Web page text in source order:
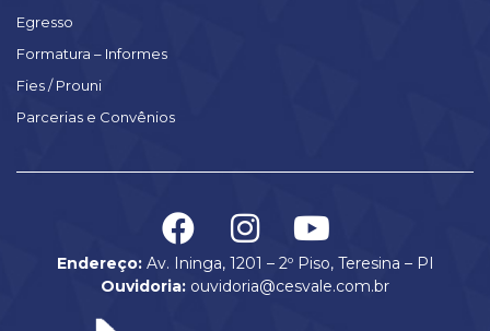
Egresso
Formatura – Informes
Fies / Prouni
Parcerias e Convênios
Endereço:Av. Ininga, 1201 – 2º Piso, Teresina – PI
Ouvidoria: ouvidoria@cesvale.com.br